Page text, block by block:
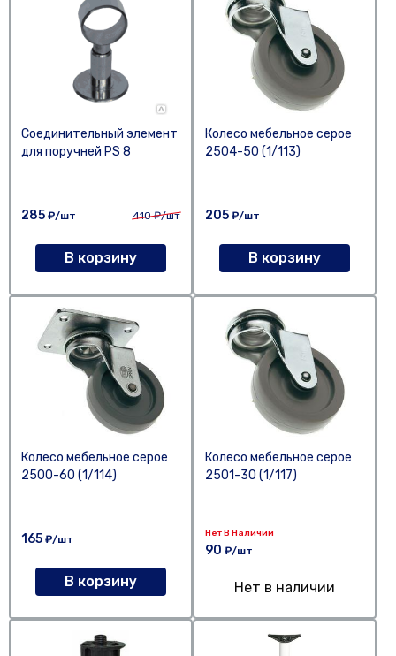
Соединительный элемент
для поручней PS 8
285 ₽/шт 410₽/шт
В корзину
Колесо мебельное серое
2504-50 (1/113)
205 ₽/шт
В корзину
Колесо мебельное серое
2500-60 (1/114)
165 ₽/шт
В корзину
Колесо мебельное серое
2501-30 (1/117)
Нет В Наличии
90 ₽/шт
Нет в наличии